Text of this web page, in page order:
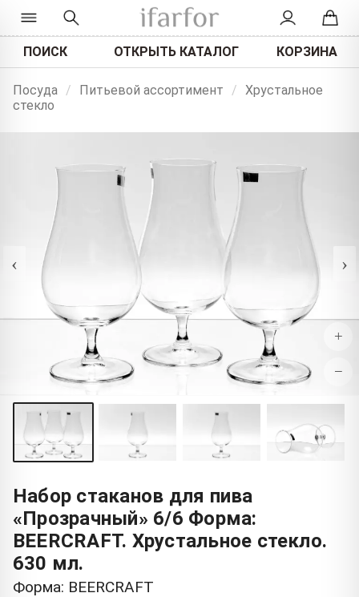
ПОИСК ОТКРЫТЬ КАТАЛОГ КОРЗИНА
Посуда / Питьевой ассортимент / Хрустальное
стекло
‹ ›
+
−
Набор стаканов для пива
«Прозрачный» 6/6 Форма:
BEERCRAFT. Хрустальное стекло.
630 мл.
Форма: BEERCRAFT